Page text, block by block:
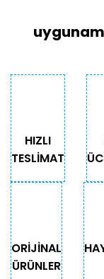
HIZLI
TESLİMAT
ORİJİNAL
ÜRÜNLER